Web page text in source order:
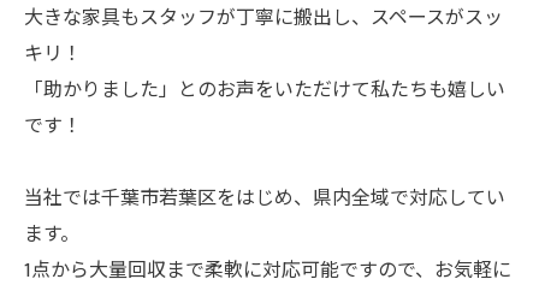
大きな家具もスタッフが丁寧に搬出し、スペースがスッ
キリ！
「助かりました」とのお声をいただけて私たちも嬉しい
です！
当社では千葉市若葉区をはじめ、県内全域で対応してい
ます。
1点から大量回収まで柔軟に対応可能ですので、お気軽に